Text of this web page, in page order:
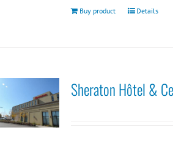
Buy product Details
Sheraton Hôtel &